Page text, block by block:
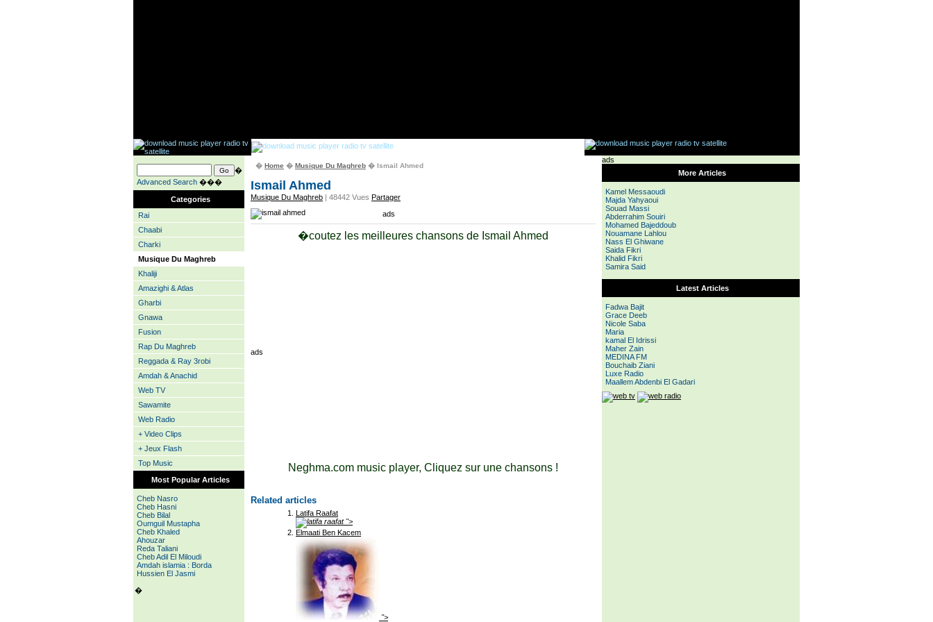
�
Advanced Search ���
Categories
Rai
Chaabi
Charki
Musique Du Maghreb
Khaliji
Amazighi & Atlas
Gharbi
Gnawa
Fusion
Rap Du Maghreb
Reggada & Ray 3robi
Amdah & Anachid
Web TV
Sawamite
Web Radio
+ Video Clips
+ Jeux Flash
Top Music
Most Popular Articles
Cheb Nasro
Cheb Hasni
Cheb Bilal
Oumguil Mustapha
Cheb Khaled
Ahouzar
Reda Taliani
Cheb Adil El Miloudi
Amdah islamia : Borda
Hussien El Jasmi
�
� Home � Musique Du Maghreb � Ismail Ahmed
Ismail Ahmed
Musique Du Maghreb | 48442 Vues Partager
ads
�coutez les meilleures chansons de Ismail Ahmed
ads
Neghma.com music player, Cliquez sur une chansons !
Related articles
Latifa Raafat
">
Elmaati Ben Kacem
">
ads
More Articles
Kamel Messaoudi
Majda Yahyaoui
Souad Massi
Abderrahim Souiri
Mohamed Bajeddoub
Nouamane Lahlou
Nass El Ghiwane
Saida Fikri
Khalid Fikri
Samira Said
Latest Articles
Fadwa Bajit
Grace Deeb
Nicole Saba
Maria
kamal El Idrissi
Maher Zain
MEDINA FM
Bouchaib Ziani
Luxe Radio
Maallem Abdenbi El Gadari